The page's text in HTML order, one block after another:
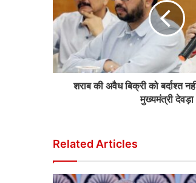
शराब की अवैध बिक्री को बर्दाश्त
मुख्यमंत्री देवड़ा
Related Articles